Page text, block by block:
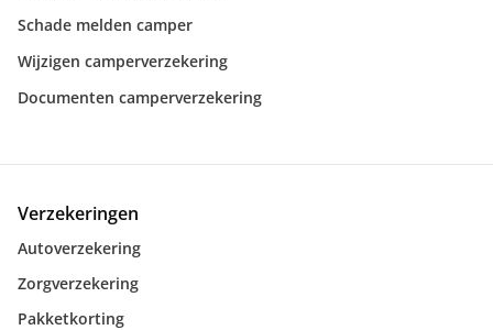
Schade melden camper
Wijzigen camperverzekering
Documenten camperverzekering
Verzekeringen
Autoverzekering
Zorgverzekering
Pakketkorting